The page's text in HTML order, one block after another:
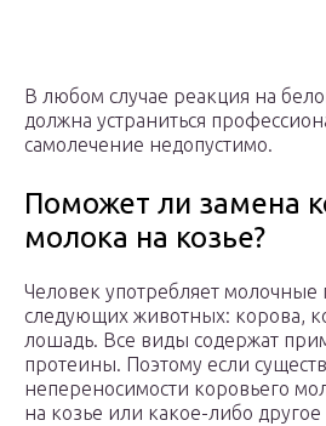
В любом случае реакция на
должна устраниться
самолечение недопустимо.
Поможет ли замена
молока на козье?
Человек употребляет молочные
следующих животных: корова,
лошадь. Все виды содержат
протеины. Поэтому если
непереносимости коровьего
на козье или какое-либо